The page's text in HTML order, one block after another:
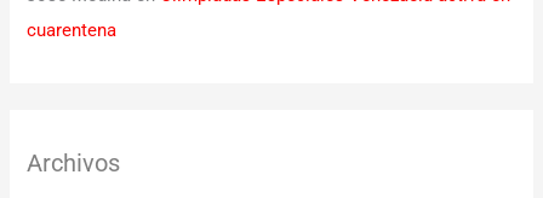
cuarentena
Archivos